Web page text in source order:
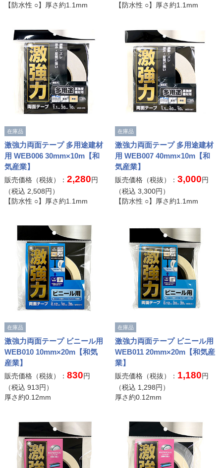
【防水性 ○】厚さ約1.1mm
【防水性 ○】厚さ約1.1mm
在庫品
激強力両面テープ 多用途建材
用 WEB006 30mm×10m【和
気産業】
販売価格（税抜）： 2,280円
（税込 2,508円）
【防水性 ○】厚さ約1.1mm
在庫品
激強力両面テープ 多用途建材
用 WEB007 40mm×10m【和
気産業】
販売価格（税抜）：3,000円
（税込3,300円）
【防水性 ○】厚さ約1.1mm
在庫品
激強力両面テープ ビニール用
WEB010 10mm×20m【和気
産業】
販売価格（税抜）： 830円
（税込 913円）
厚さ約0.12mm
在庫品
激強力両面テープ ビニール用
WEB011 20mm×20m【和気産
業】
販売価格（税抜）： 1,180円
（税込 1,298円）
厚さ約0.12mm